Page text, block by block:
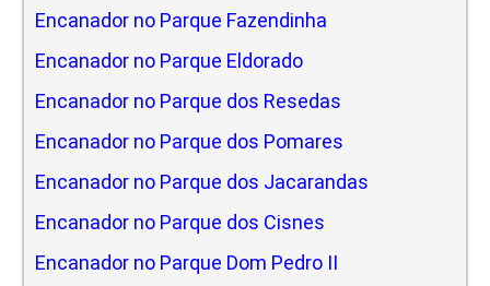
Encanador no Parque Fazendinha
Encanador no Parque Eldorado
Encanador no Parque dos Resedas
Encanador no Parque dos Pomares
Encanador no Parque dos Jacarandas
Encanador no Parque dos Cisnes
Encanador no Parque Dom Pedro II